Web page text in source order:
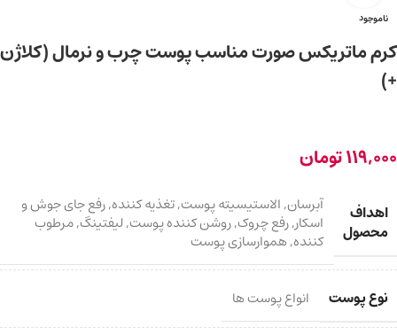
ناموجود
کرم ماتریکس صورت مناسب پوست چرب و نرمال (کلاژن
+)
119,000تومان
اهداف
محصول
آبرسان,الاستیسیته پوست,تغذیه کننده,رفع جای جوش و
اسکار,رفع چروک,روشن کننده پوست,لیفتینگ,مرطوب
کننده,هموارسازی پوست
نوع پوست انواع پوست ها